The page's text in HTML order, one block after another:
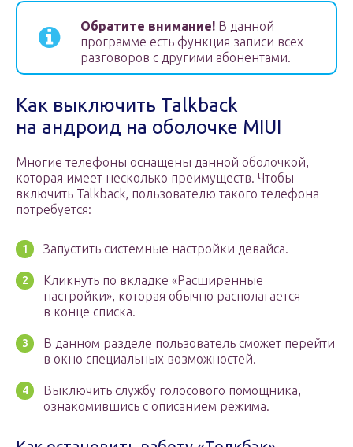
Обратите внимание! В данной
программе есть функция записи всех
разговоров с другими абонентами.
Как выключить Talkback
на андроид на оболочке MIUI
Многие телефоны оснащены данной оболочкой,
которая имеет несколько преимуществ. Чтобы
включить Talkback, пользователю такого телефона
потребуется:
Запустить системные настройки девайса.
Кликнуть по вкладке «Расширенные
настройки», которая обычно располагается
в конце списка.
В данном разделе пользователь сможет перейти
в окно специальных возможностей.
Выключить службу голосового помощника,
ознакомившись с описанием режима.